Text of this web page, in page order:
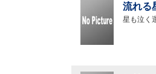
流れる
星も泣く